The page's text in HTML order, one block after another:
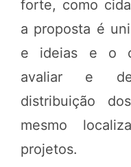
forte, como
a proposta é
e ideias e o
avaliar e
distribuição
mesmo
projetos.